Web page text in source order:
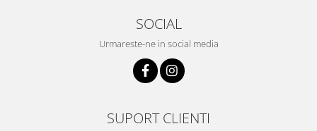
SOCIAL
Urmareste-ne in social media
SUPORT CLIENTI